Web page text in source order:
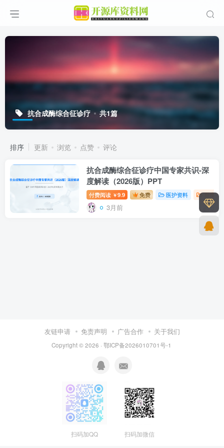
抗合成酶综合征诊疗 共1篇
排序 更新 浏览 点赞 评论
抗合成酶综合征诊疗中国专家共识-深
度解读（2026版）PPT
付费阅读 ￥9.9 免费 医护资料 百度网
3月前 0
友链申请 免责声明 广告合作 关于我们
Copyright © 2026 · 鄂ICP备2026010701号-1
扫码加QQ 扫码加微信